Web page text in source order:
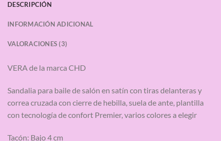
DESCRIPCIÓN
INFORMACIÓN ADICIONAL
VALORACIONES (3)
VERA de la marca CHD
Sandalia para baile de salón en satín con tiras delanteras y
correa cruzada con cierre de hebilla, suela de ante, plantilla
con tecnología de confort Premier, varios colores a elegir
Tacón: Bajo 4 cm